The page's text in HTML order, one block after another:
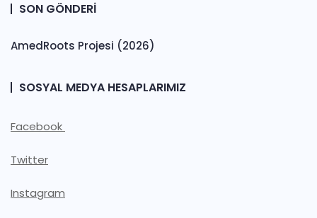
SON GÖNDERI
AmedRoots Projesi (2026)
SOSYAL MEDYA HESAPLARIMIZ
Facebook
Twitter
Instagram